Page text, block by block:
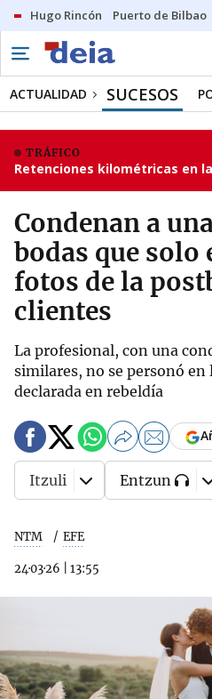
Hugo Rincón Puerto de Bilbao
ACTUALIDAD SUCESOS
TRÁFICO
Retenciones kilométricas en
Condenan a
bodas que solo
fotos de la
clientes
La profesional, con una
similares, no se personó en
declarada en rebeldía
NTM EFE
24·03·26 13:55
Itzuli Entzun